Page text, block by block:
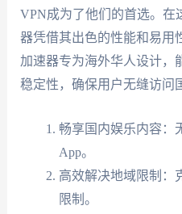
VPN成为了他们的首选。在
器凭借其出色的性能和易用
加速器专为海外华人设计，
稳定性，确保用户无缝访问
畅享国内娱乐内容：
App。
高效解决地域限制：
限制。